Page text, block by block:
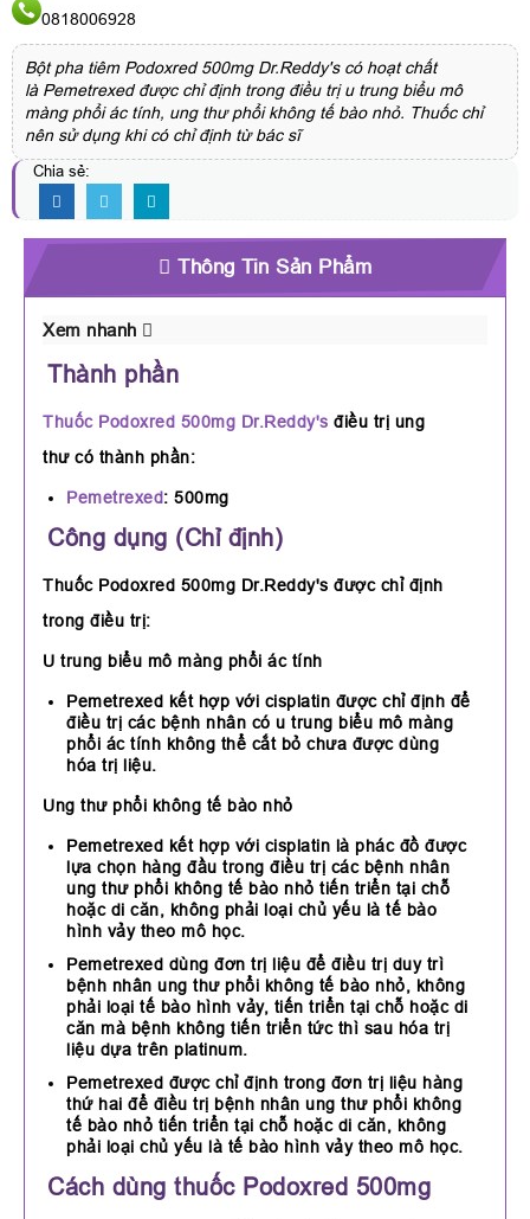
0818006928
Bột pha tiêm Podoxred 500mg Dr.Reddy's có hoạt chất
là Pemetrexed được chỉ định trong điều trị u trung biểu mô
màng phổi ác tính, ung thư phổi không tế bào nhỏ. Thuốc chỉ
nên sử dụng khi có chỉ định từ bác sĩ
Chia sẻ:
Thông Tin Sản Phẩm
Xem nhanh
Thành phần
Thuốc Podoxred 500mg Dr.Reddy's điều trị ung
thư có thành phần:
Pemetrexed: 500mg
Công dụng (Chỉ định)
Thuốc Podoxred 500mg Dr.Reddy's được chỉ định
trong điều trị:
U trung biểu mô màng phổi ác tính
Pemetrexed kết hợp với cisplatin được chỉ định để
điều trị các bệnh nhân có u trung biểu mô màng
phổi ác tính không thể cắt bỏ chưa được dùng
hóa trị liệu.
Ung thư phổi không tế bào nhỏ
Pemetrexed kết hợp với cisplatin là phác đồ được
lựa chọn hàng đầu trong điều trị các bệnh nhân
ung thư phổi không tế bào nhỏ tiến triển tại chỗ
hoặc di căn, không phải loại chủ yếu là tế bào
hình vảy theo mô học.
Pemetrexed dùng đơn trị liệu để điều trị duy trì
bệnh nhân ung thư phổi không tế bào nhỏ, không
phải loại tế bào hình vảy, tiến triển tại chỗ hoặc di
căn mà bệnh không tiến triển tức thì sau hóa trị
liệu dựa trên platinum.
Pemetrexed được chỉ định trong đơn trị liệu hàng
thứ hai để điều trị bệnh nhân ung thư phổi không
tế bào nhỏ tiến triển tại chỗ hoặc di căn, không
phải loại chủ yếu là tế bào hình vảy theo mô học.
Cách dùng thuốc Podoxred 500mg